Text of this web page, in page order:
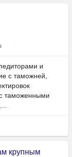
и
с таможней,
таможенными
крупным